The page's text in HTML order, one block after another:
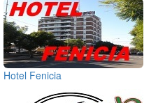
Hotel Fenicia